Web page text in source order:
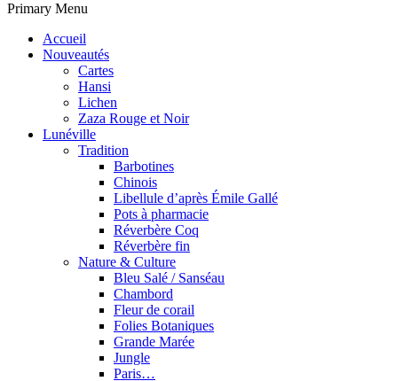
Primary Menu
Accueil
Nouveautés
Cartes
Hansi
Lichen
Zaza Rouge et Noir
Lunéville
Tradition
Barbotines
Chinois
Libellule d’après Émile Gallé
Pots à pharmacie
Réverbère Coq
Réverbère fin
Nature & Culture
Bleu Salé / Sanséau
Chambord
Fleur de corail
Folies Botaniques
Grande Marée
Jungle
Paris…